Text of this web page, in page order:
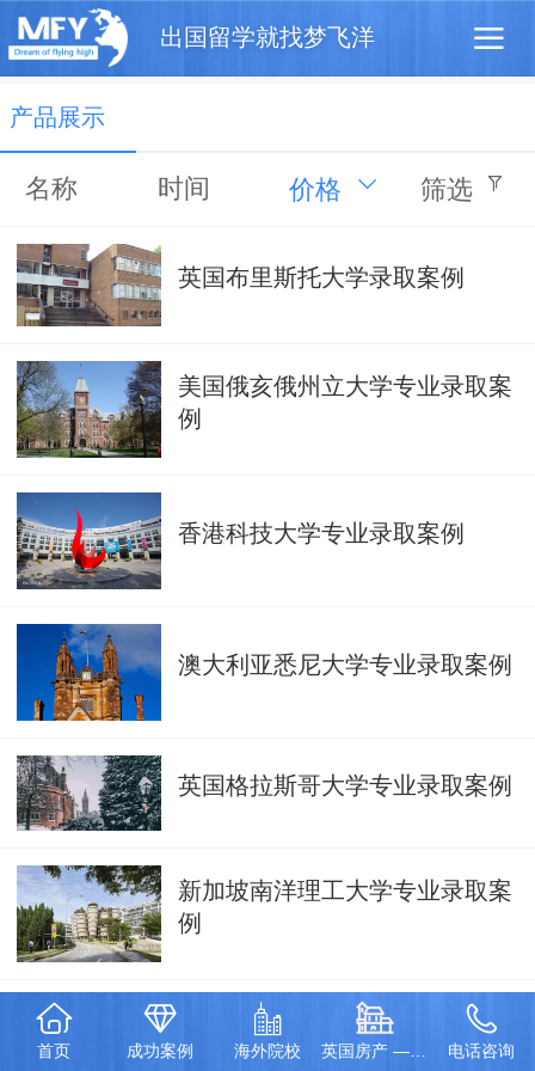
出国留学就找梦飞洋
产品展示
名称 时间 价格 筛选
英国布里斯托大学录取案例
美国俄亥俄州立大学专业录取案
例
香港科技大学专业录取案例
澳大利亚悉尼大学专业录取案例
英国格拉斯哥大学专业录取案例
新加坡南洋理工大学专业录取案
例
2017香港大学成功案例
首页 成功案例 海外院校 英国房产 — 伦敦泰晤士河一号项目 电话咨询